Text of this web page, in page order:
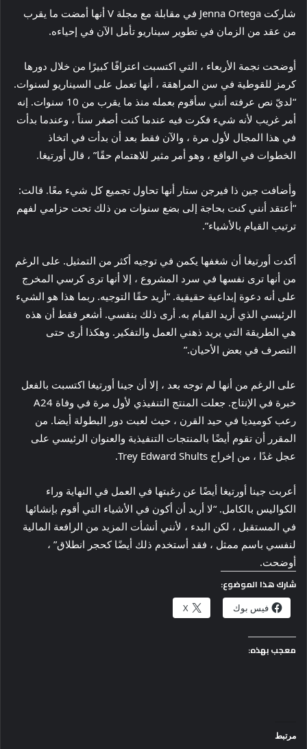
شاركت Jenna Ortega في مقابلة مع مجلة V أنها أمضت ما يقرب
من عقد من الزمان في تطوير سيناريو تأمل الآن في إحياءه.
أوضحت نجمة الأربعاء ، التي اكتسبت اعترافًا كبيرًا من خلال دورها
كرمز للقوطية في سن المراهقة ، أنها تعمل على السيناريو لسنوات.
“لديّ نص عرفته أنني سأقوم بعمله منذ ما يقرب من 10 سنوات. إنه
أمر غريب لأنه شيء فكرت فيه عندما كنت أصغر سناً ، وعندما بدأت
في هذا المجال لأول مرة ، والآن فقط بعد أن بدأت في اتخاذ
الخطوات في الواقع ، وهو أمر مثير للاهتمام حقًا” ، قال أورتيغا.
وأضافت جين ذا فيرجن ستار أنها تحاول تجميع كل شيء معًا. قالت:
“أعتقد أنني كنت بحاجة إلى بضع سنوات من ذلك تحت حزامي لفهم
ترتيب القيام بالأشياء”.
أكدت أورتيغا أن شغفها يكمن في توجيه أكثر من التمثيل. على الرغم
من أنها ترى نفسها في سرد ​​المشروع ، إلا أنها ترى كرسي المخرج
على أنه دعوة إبداعية حقيقية. “أريد حقًا التوجيه. ربما هذا هو الشيء
الرئيسي الذي أريد القيام به. أرى ذلك بنفسي. أشعر فقط أن هذه
هي الطريقة التي يريد ذهني العمل والتفكير. وهكذا أرى حتى
التصرف في بعض الأحيان.”
على الرغم من أنها لم توجه بعد ، إلا أن جينا أورتيغا اكتسبت بالفعل
خبرة في الإنتاج. جعلت المنتج التنفيذي لأول مرة في وفاة A24
رعب كوميديا ​​في حيد القرن ، حيث لعبت دور البطولة أيضا. من
المقرر أن تقوم أيضًا بالمنتجات التنفيذية والعنوان الرئيسي على
عجل غدًا ، من إخراج Trey Edward Shults.
أعربت جينا أورتيغا أيضًا عن رغبتها في العمل في النهاية وراء
الكواليس بالكامل. “لا أريد أن أكون في الأشياء التي أقوم بإنشائها
في المستقبل ، لكن البدء ، لأنني أنشأت المزيد من الرافعة المالية
لنفسي باسم ممثل ، فقد أستخدم ذلك أيضًا كحجر انطلاق” ،
أوضحت.
شارك هذا الموضوع:
فيس بوك X
معجب بهذه:
مرتبط